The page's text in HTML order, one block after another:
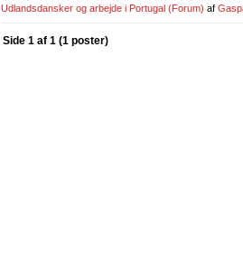
Udlandsdansker og arbejde i Portugal (Forum) af
Side 1 af 1 (1 poster)